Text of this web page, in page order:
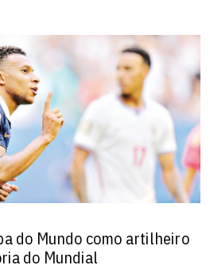
do Mundo como artilheiro
do Mundial